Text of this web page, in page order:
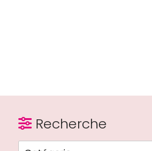
Recherche